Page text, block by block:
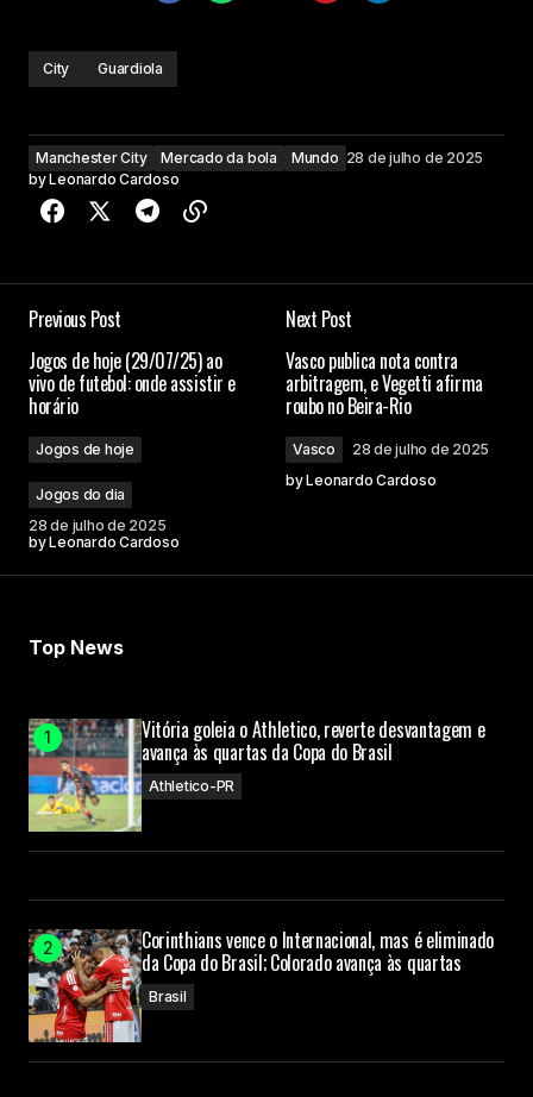
City Guardiola
Manchester City Mercado da bola Mundo 28 de julho de 2025
byLeonardo Cardoso
Previous Post
Jogos de hoje (29/07/25) ao
vivo de futebol: onde assistir e
horário
Jogos de hoje
Jogos do dia
28 de julho de 2025
byLeonardo Cardoso
Next Post
Vasco publica nota contra
arbitragem, e Vegetti afirma
roubo no Beira-Rio
Vasco
28 de julho de 2025
byLeonardo Cardoso
Top News
Vitória goleia o Athletico, reverte desvantagem e
avança às quartas da Copa do Brasil
Athletico-PR
Corinthians vence o Internacional, mas é eliminado
da Copa do Brasil; Colorado avança às quartas
Brasil